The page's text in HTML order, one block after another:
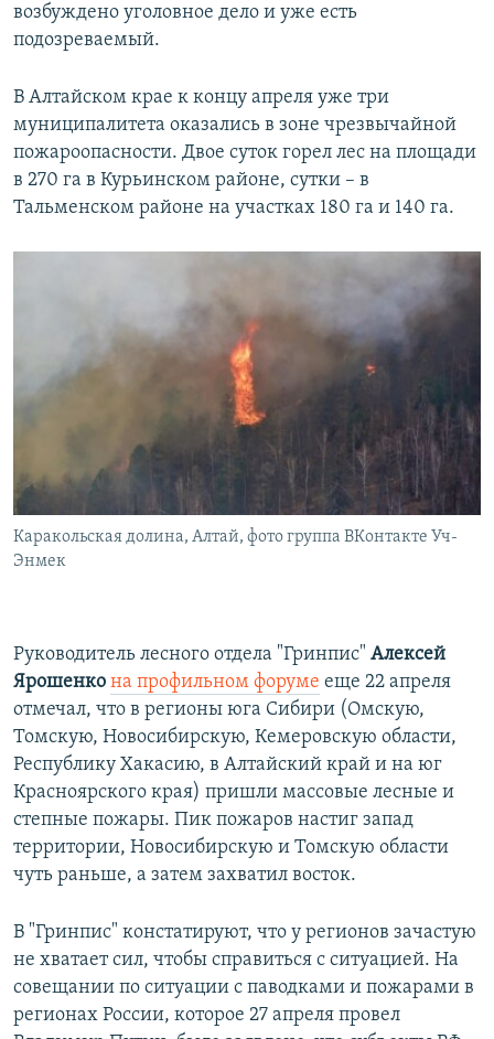
возбуждено уголовное дело и уже есть
подозреваемый.
В Алтайском крае к концу апреля уже три
муниципалитета оказались в зоне чрезвычайной
пожароопасности. Двое суток горел лес на площади
в 270 га в Курьинском районе, сутки – в
Тальменском районе на участках 180 га и 140 га.
Каракольская долина, Алтай, фото группа ВКонтакте Уч-
Энмек
Руководитель лесного отдела "Гринпис" Алексей
Ярошенко на профильном форуме еще 22 апреля
отмечал, что в регионы юга Сибири (Омскую,
Томскую, Новосибирскую, Кемеровскую области,
Республику Хакасию, в Алтайский край и на юг
Красноярского края) пришли массовые лесные и
степные пожары. Пик пожаров настиг запад
территории, Новосибирскую и Томскую области
чуть раньше, а затем захватил восток.
В "Гринпис" констатируют, что у регионов зачастую
не хватает сил, чтобы справиться с ситуацией. На
совещании по ситуации с паводками и пожарами в
регионах России, которое 27 апреля провел